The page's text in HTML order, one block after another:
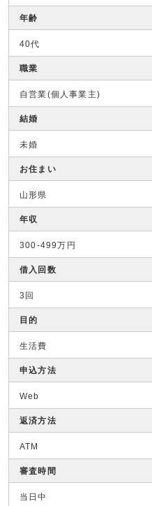
年齢
40代
職業
自営業(個人事業主)
結婚
未婚
お住まい
山形県
年収
300-499万円
借入回数
3回
目的
生活費
申込方法
Web
返済方法
ATM
審査時間
当日中